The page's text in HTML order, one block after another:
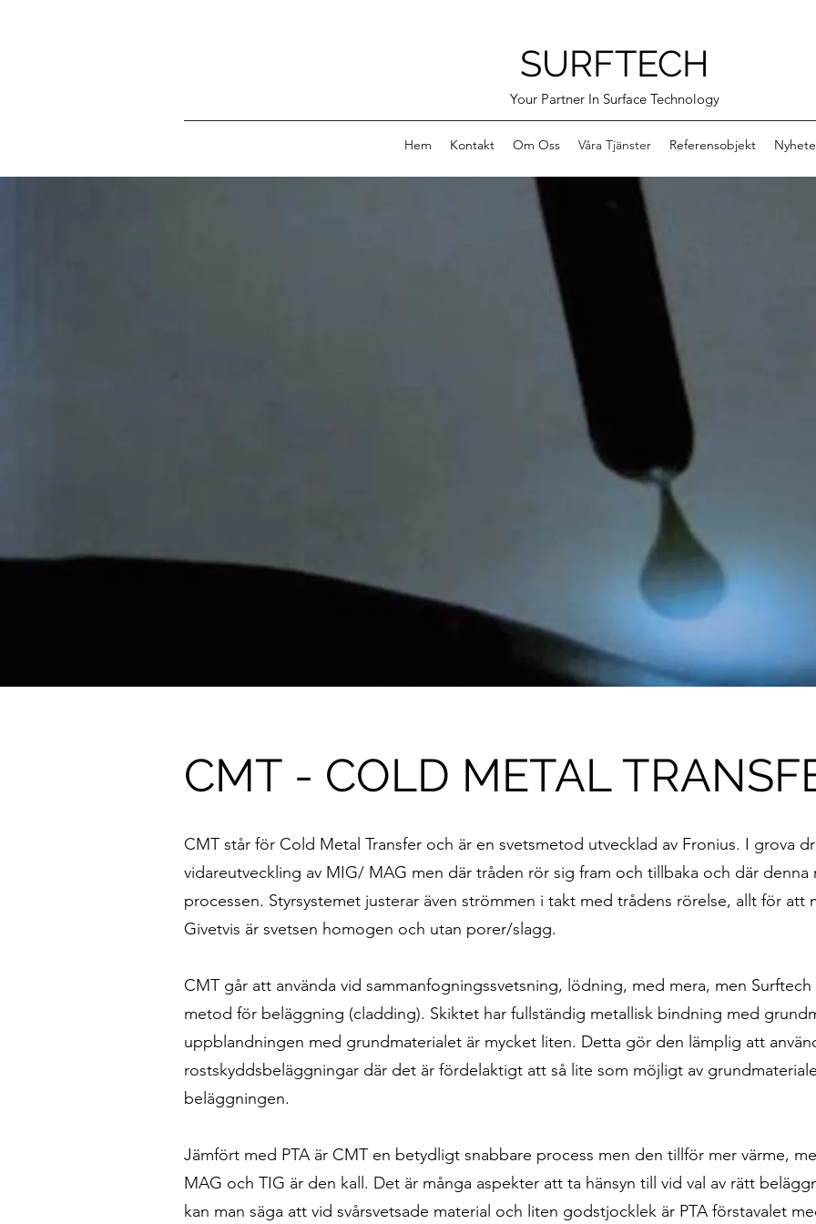
SURFTECH
Your Partner In Surface Technology
Hem Kontakt Om Oss Våra Tjänster Referensobjekt
CMT - COLD METAL
CMT står för Cold Metal Transfer och är en svetsmetod utvecklad av Fronius. I grova
vidareutveckling av MIG/ MAG men där tråden rör sig fram och tillbaka och där denna
processen. Styrsystemet justerar även strömmen i takt med trådens rörelse, allt för att
Givetvis är svetsen homogen och utan porer/slagg.
CMT går att använda vid sammanfogningssvetsning, lödning, med mera, men
metod för beläggning (cladding). Skiktet har fullständig metallisk bindning med
uppblandningen med grundmaterialet är mycket liten. Detta gör den lämplig att
rostskyddsbeläggningar där det är fördelaktigt att så lite som möjligt av
beläggningen.
Jämfört med PTA är CMT en betydligt snabbare process men den tillför mer värme,
MAG och TIG är den kall. Det är många aspekter att ta hänsyn till vid val av rätt
kan man säga att vid svårsvetsade material och liten godstjocklek är PTA förstavalet